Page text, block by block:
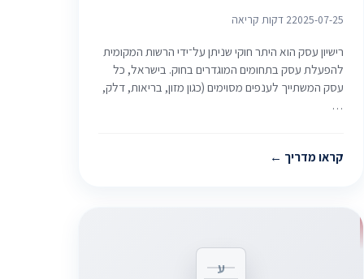
2025-07-252 דקות קריאה
רישיון עסק הוא היתר חוקי שניתן על־ידי הרשות המקומית
להפעלת עסק בתחומים המוגדרים בחוק. בישראל, כל
עסק המשתייך לענפים מסוימים (כגון מזון, בריאות, דלק,
…
קראו מדריך
ע